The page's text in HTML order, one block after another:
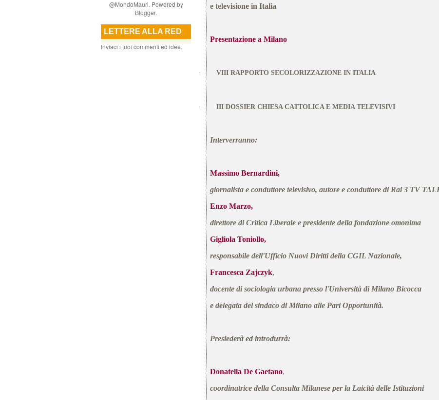
@MondoMauri. Powered by
Blogger.
LETTERE ALLA RED
Inviaci i tuoi commenti ed idee.
e televisione in Italia
Presentazione a Milano
· VIII RAPPORTO SECOLORIZZAZIONE IN ITALIA
· III DOSSIER CHIESA CATTOLICA E MEDIA TELEVISIVI
Interverranno:
Massimo Bernardini,
giornalista e conduttore televisivo, autore e conduttore di Rai 3 TV
Enzo Marzo,
direttore di Critica Liberale e presidente della fondazione omonima
Gigliola Toniollo,
responsabile dell'Ufficio Nuovi Diritti della CGIL Nazionale,
Francesca Zajczyk,
docente di sociologia urbana presso l'Università di Milano Bicocca
e delegata del sindaco di Milano alle Pari Opportunità.
Presiederà ed introdurrà:
Donatella De Gaetano,
coordinatrice della Consulta Milanese per la Laicità delle Istituzioni